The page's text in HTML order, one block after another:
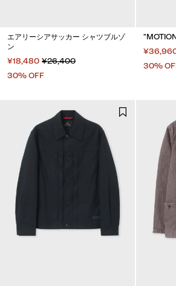
エアリーシアサッカー シャツブルゾ
ン
¥18,480 ¥26,400
30% OFF
30%